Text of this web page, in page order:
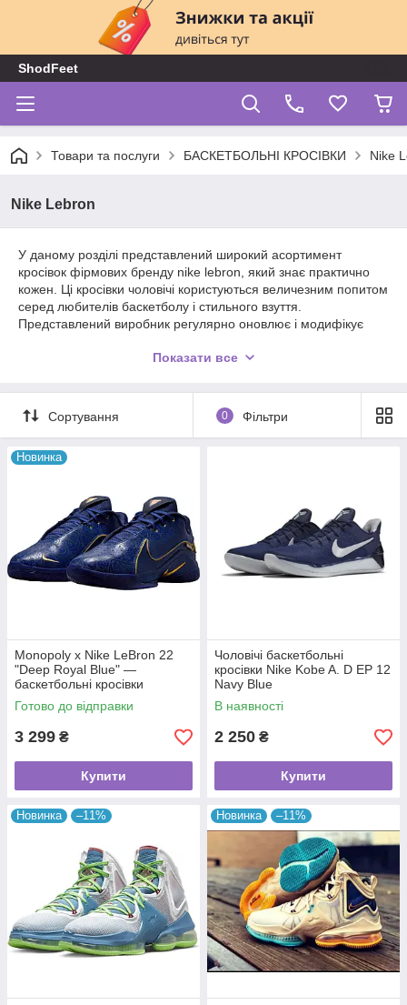
ShodFeet
Товари та послуги БАСКЕТБОЛЬНІ КРОСІВКИ Nike
Nike Lebron
У даному розділі представлений широкий асортимент
кросівок фірмових бренду nike lebron, який знає практично
кожен. Ці кросівки чоловічі користуються величезним попитом
серед любителів баскетболу і стильного взуття.
Представлений виробник регулярно оновлює і модифікує
Купуючи взуття цієї фірми, натомість ви отримуєте високу
Показати все
Сортування 0 Фільтри
Новинка
Monopoly x Nike LeBron 22
"Deep Royal Blue" —
баскетбольні кросівки
Готово до відправки
3 299 ₴
Купити
Чоловічі баскетбольні
кросівки Nike Kobe A. D EP 12
Navy Blue
В наявності
2 250 ₴
Купити
Новинка –11% Новинка –11%